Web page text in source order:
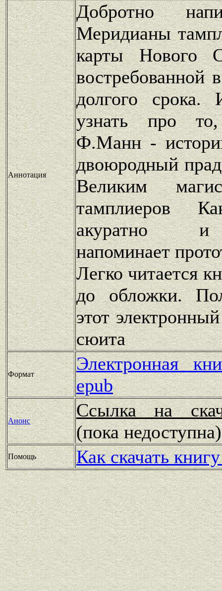
Аннотация
Добротно
Меридианы
карты Нового
востребованной
долгого
узнать про
Ф.Манн -
двоюродный
Великим
тамплиеров
акуратно и
напоминает
Легко читается
до обложки.
этот
сюита
Формат
Электронная
epub
Анонс
Ссылка на
(пока
Помощь Как скачать